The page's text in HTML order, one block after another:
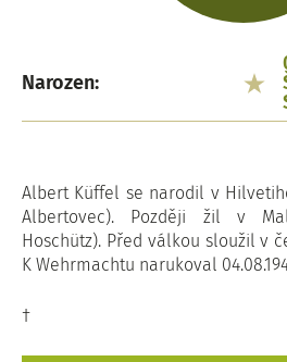
Narozen:
Albert Küffel se narodil v
Albertovec). Později žil v
Hoschütz). Před válkou sloužil v
K Wehrmachtu narukoval
†